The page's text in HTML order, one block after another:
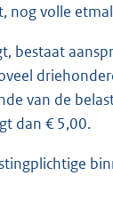
nog volle
bestaat
van de
dan € 5,00.